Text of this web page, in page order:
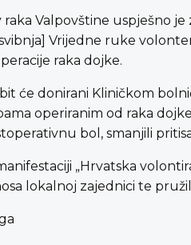
Valpovštine uspješno
svibnja] Vrijedne ruke
raka dojke.
bit će donirani Kliničkom
operiranim od raka
bol, smanjili
„Hrvatska
lokalnoj zajednici te